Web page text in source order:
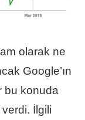
olarak ne
Google’ın
bu konuda
verdi. İlgili